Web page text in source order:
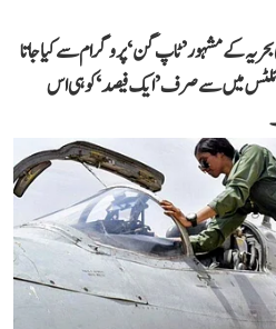
کے مشہور ’ٹاپ گن‘ پروگرام سے کیا جاتا
میں سے صرف ’ایک فیصد‘ کو ہی اس